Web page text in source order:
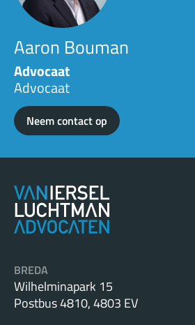
Aaron Bouman
Advocaat
Advocaat
Neem contact op
BREDA
Wilhelminapark 15
Postbus 4810, 4803 EV